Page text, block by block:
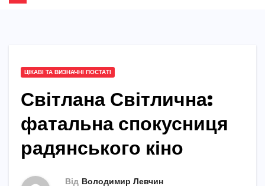
ЦІКАВІ ТА ВИЗНАЧНІ ПОСТАТІ
Світлана Світлична:
фатальна спокусниця
радянського кіно
Від Володимир Левчин